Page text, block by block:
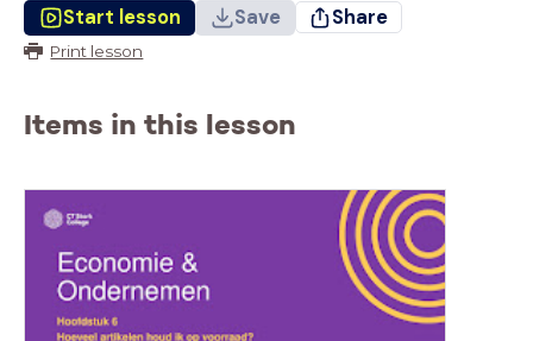
Start lesson Save Share
Print lesson
Items in this lesson